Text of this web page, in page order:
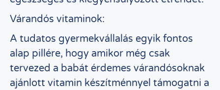
Várandós vitaminok:
A tudatos gyermekvállalás egyik fontos
alap pillére, hogy amikor még csak
tervezed a babát érdemes várandósoknak
ajánlott vitamin készítménnyel támogatni a